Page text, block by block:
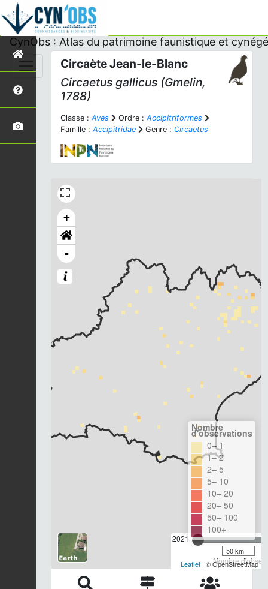
CynObs : Atlas du patrimoine faunistique et
Circaète Jean-le-Blanc
Circaetus gallicus (Gmelin,
1788)
Classe : Aves Ordre : Accipitriformes
Famille : Accipitridae Genre : Circaetus
+
-
2021
Nombre
Nombre
d'observations
0– 1
1– 2
2– 5
5– 10
10– 20
20– 50
50– 100
100+
50 km
Leaflet | © OpenStreetMap